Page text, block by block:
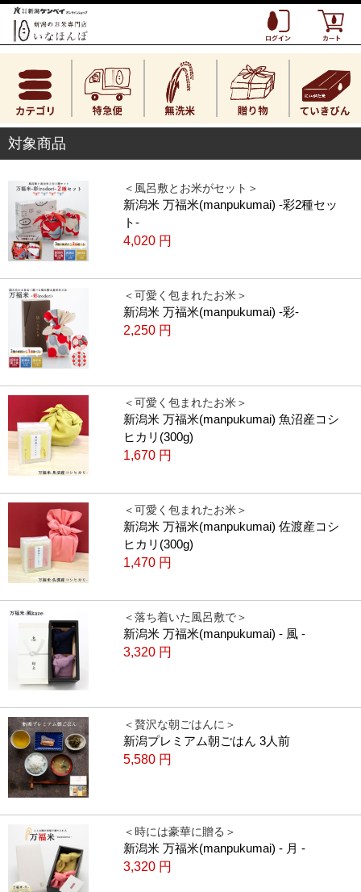
対象商品
＜風呂敷とお米がセット＞
新潟米 万福米(manpukumai) -彩2種セッ
ト-
4,020 円
＜可愛く包まれたお米＞
新潟米 万福米(manpukumai) -彩-
2,250 円
＜可愛く包まれたお米＞
新潟米 万福米(manpukumai) 魚沼産コシ
ヒカリ(300g)
1,670 円
＜可愛く包まれたお米＞
新潟米 万福米(manpukumai) 佐渡産コシ
ヒカリ(300g)
1,470 円
＜落ち着いた風呂敷で＞
新潟米 万福米(manpukumai) - 風 -
3,320 円
＜贅沢な朝ごはんに＞
新潟プレミアム朝ごはん 3人前
5,580 円
＜時には豪華に贈る＞
新潟米 万福米(manpukumai) - 月 -
3,320 円